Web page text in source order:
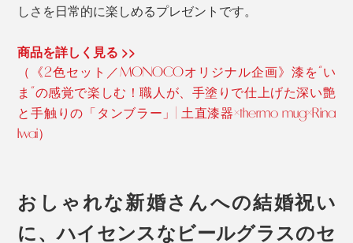
しさを日常的に楽しめるプレゼントです。
商品を詳しく見る >>
（《2色セット／MONOCOオリジナル企画》漆を“い
ま”の感覚で楽しむ！職人が、手塗りで仕上げた深い艶
と手触りの「タンブラー」| 土直漆器×thermo mug×Rina
Iwai）
おしゃれな新婚さんへの結婚祝い
に、ハイセンスなビールグラスのセ